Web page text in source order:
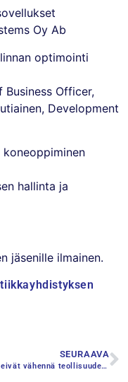
Oy Ab
optimointi
Business Officer,
Development
koneoppiminen
hallinta ja
jäsenille ilmainen.
SEURAAVA
Robotit eivät vähennä teollisuuden työpaikkoja